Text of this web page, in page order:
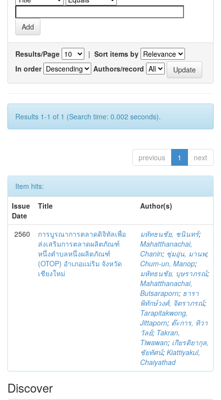
Results/Page | Sort items by
In order
Authors/record
Results 1-1 of 1 (Search time: 0.002 seconds).
previous 1 next
Item hits:
Issue
Date
Title Author(s)
2560
การบูรณาการตลาดดิจิทัลเพื่อ
ส่งเสริมการตลาดผลิตภัณฑ์
หนึ่งตำบลหนึ่งผลิตภัณฑ์
(OTOP) อำเภอแม่ริม จังหวัด
เชียงใหม่
มหัทธนชัย, ชนินทร์;
Mahatthanachai,
Chanin; ชุ่มอุ่น, มานพ;
Chum-un, Manop;
มหัทธนชัย, บุษราภรณ์;
Mahatthanachai,
Butsaraporn; ธารา
พิทักษ์วงศ์, จิตราภรณ์;
Tarapitakwong,
Jittaporn; ต๊ะการ, ทิวา
วัลย์; Takran,
Tiwawan; เกียรติยากุล,
ชัยทัศน์; Kiattiyakul,
Chaiyathad
Discover